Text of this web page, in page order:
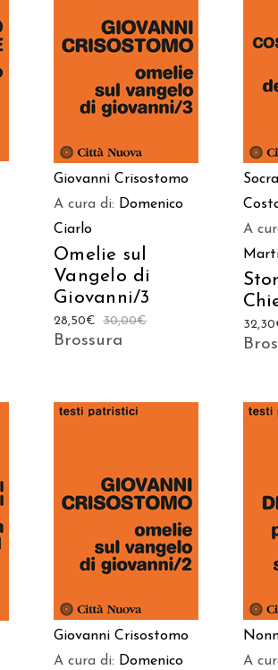
AGGIUNGI AL
CARRELLO
Giovanni Crisostomo
A cura di: Domenico
Ciarlo
Omelie sul
Vangelo di
Giovanni/3
30,00€
28,50€
Brossura
A
32,30
AGGIUNGI AL
Giovanni Crisostomo
A cura di: Domenico
A